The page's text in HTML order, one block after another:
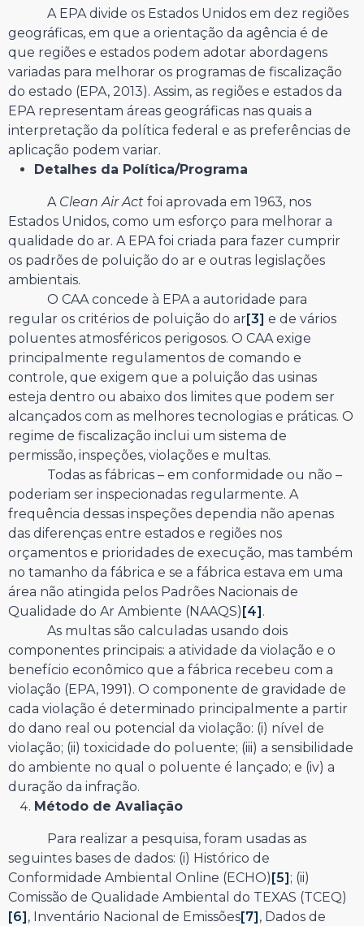
A EPA divide os Estados Unidos em dez regiões
geográficas, em que a orientação da agência é de
que regiões e estados podem adotar abordagens
variadas para melhorar os programas de fiscalização
do estado (EPA, 2013). Assim, as regiões e estados da
EPA representam áreas geográficas nas quais a
interpretação da política federal e as preferências de
aplicação podem variar.
Detalhes da Política/Programa
A Clean Air Act foi aprovada em 1963, nos
Estados Unidos, como um esforço para melhorar a
qualidade do ar. A EPA foi criada para fazer cumprir
os padrões de poluição do ar e outras legislações
ambientais.
O CAA concede à EPA a autoridade para
regular os critérios de poluição do ar[3] e de vários
poluentes atmosféricos perigosos. O CAA exige
principalmente regulamentos de comando e
controle, que exigem que a poluição das usinas
esteja dentro ou abaixo dos limites que podem ser
alcançados com as melhores tecnologias e práticas. O
regime de fiscalização inclui um sistema de
permissão, inspeções, violações e multas.
Todas as fábricas – em conformidade ou não –
poderiam ser inspecionadas regularmente. A
frequência dessas inspeções dependia não apenas
das diferenças entre estados e regiões nos
orçamentos e prioridades de execução, mas também
no tamanho da fábrica e se a fábrica estava em uma
área não atingida pelos Padrões Nacionais de
Qualidade do Ar Ambiente (NAAQS)[4].
As multas são calculadas usando dois
componentes principais: a atividade da violação e o
benefício econômico que a fábrica recebeu com a
violação (EPA, 1991). O componente de gravidade de
cada violação é determinado principalmente a partir
do dano real ou potencial da violação: (i) nível de
violação; (ii) toxicidade do poluente; (iii) a sensibilidade
do ambiente no qual o poluente é lançado; e (iv) a
duração da infração.
Método de Avaliação
Para realizar a pesquisa, foram usadas as
seguintes bases de dados: (i) Histórico de
Conformidade Ambiental Online (ECHO)[5]; (ii)
Comissão de Qualidade Ambiental do TEXAS (TCEQ)
[6], Inventário Nacional de Emissões[7], Dados de